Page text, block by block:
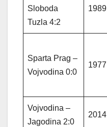
Sloboda
Tuzla 4:2
1989
Sparta Prag –
Vojvodina 0:0
1977
Vojvodina –
Jagodina 2:0
2014